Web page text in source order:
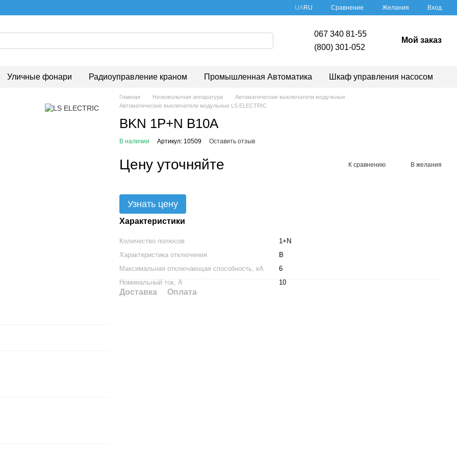
UARU Сравнение Желания Вход
067 340 81-55
(800) 301-052
Мой заказ
Уличные фонари Радиоуправление краном Промышленная Автоматика Шкаф управления насосом
Главная Низковольтная аппаратура
Автоматические выключатели модульные
Автоматические выключатели модульные LS ELECTRIC
BKN 1P+N B10A
В наличии Артикул: 10509 Оставить отзыв
Цену уточняйте К сравнению В желания
Узнать цену
Характеристики
Количество полюсов
1+N
Характеристика отключения
B
Максимальная отключающая способность, кА
6
Номинальный ток, А
10
Доставка Оплата